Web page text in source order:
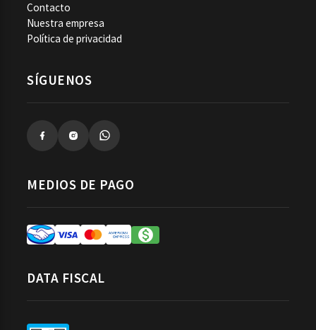
Contacto
Nuestra empresa
Política de privacidad
SÍGUENOS
MEDIOS DE PAGO
DATA FISCAL